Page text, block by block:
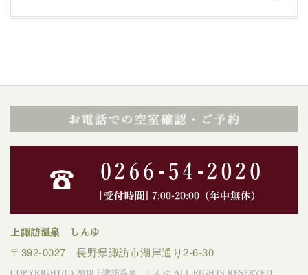
上諏訪温泉 しんゆ
〒392-0027 長野県諏訪市湖岸通り2-6-30